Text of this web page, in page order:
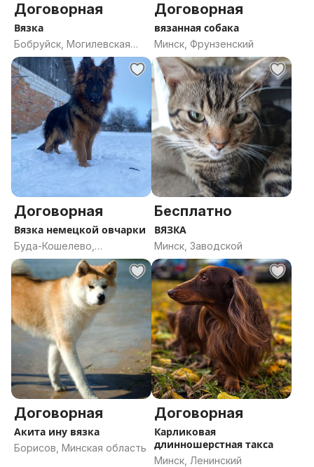
Договорная
Вязка
Бобруйск, Могилевская
область
Договорная
вязанная собака
Минск, Фрунзенский
Договорная
Вязка немецкой овчарки
Буда-Кошелево,
Гомельская область
Бесплатно
ВЯЗКА
Минск, Заводской
Договорная
Акита ину вязка
Борисов, Минская область
Договорная
Карликовая
длинношерстная такса
Минск, Ленинский